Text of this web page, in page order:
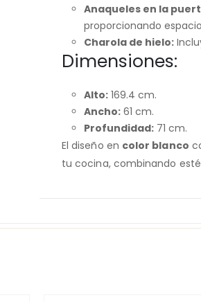
Anaqueles en la
proporcionando
Charola de hielo:
Dimensiones:
Alto: 169.4 cm.
Ancho: 61 cm.
Profundidad: 71 cm.
El diseño en color blanco
tu cocina, combinando